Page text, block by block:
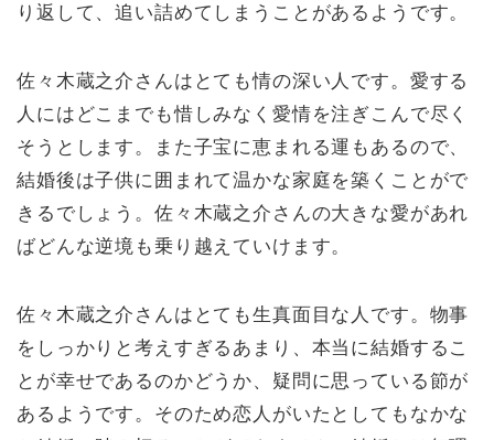
り返して、追い詰めてしまうことがあるようです。
佐々木蔵之介さんはとても情の深い人です。愛する
人にはどこまでも惜しみなく愛情を注ぎこんで尽く
そうとします。また子宝に恵まれる運もあるので、
結婚後は子供に囲まれて温かな家庭を築くことがで
きるでしょう。佐々木蔵之介さんの大きな愛があれ
ばどんな逆境も乗り越えていけます。
佐々木蔵之介さんはとても生真面目な人です。物事
をしっかりと考えすぎるあまり、本当に結婚するこ
とが幸せであるのかどうか、疑問に思っている節が
あるようです。そのため恋人がいたとしてもなかな